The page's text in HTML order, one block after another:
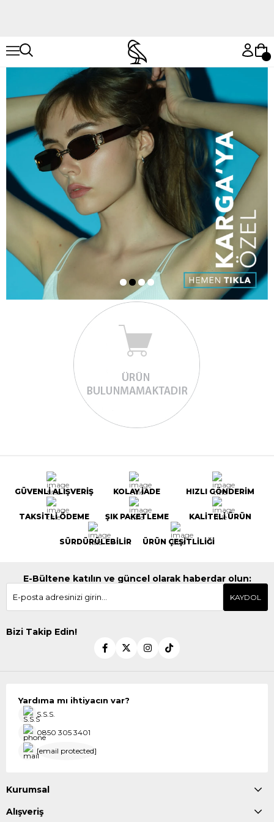
GÜVENLİ ALIŞVERİŞ KOLAY İADE HIZLI GÖNDERİM
TAKSİTLİ ÖDEME ŞIK PAKETLEME KALİTELİ ÜRÜN
SÜRDÜRÜLEBİLİR ÜRÜN ÇEŞİTLİLİĞİ
E-Bültene katılın ve güncel olarak haberdar olun:
KAYDOL
Bizi Takip Edin!
Yardıma mı ihtiyacın var?
S.S.S.
0850 305 3401
[email protected]
Kurumsal
Alışveriş